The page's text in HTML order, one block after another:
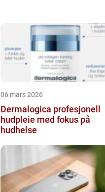
06 mars 2026
Dermalogica profesjonell
hudpleie med fokus på
hudhelse